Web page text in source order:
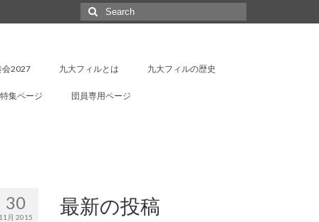
Search
for:
会2027 九大フィルとは 九大フィルの歴史
集ページ 団員専用ページ
30
月 2015 最新の投稿